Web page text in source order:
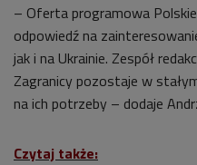
– Oferta programowa
odpowiedź na
jak i na Ukrainie. Zespół
Zagranicy pozostaje w
na ich potrzeby – dodaje
Czytaj także: